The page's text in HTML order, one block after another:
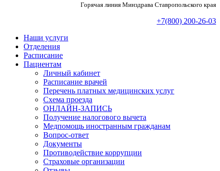
Горячая линия Минздрава Ставропольского края
+7(800) 200-26-03
Наши услуги
Отделения
Расписание
Пациентам
Личный кабинет
Расписание врачей
Перечень платных медицинских услуг
Схема проезда
ОНЛАЙН-ЗАПИСЬ
Получение налогового вычета
Медпомощь иностранным гражданам
Вопрос-ответ
Документы
Противодействие коррупции
Страховые организации